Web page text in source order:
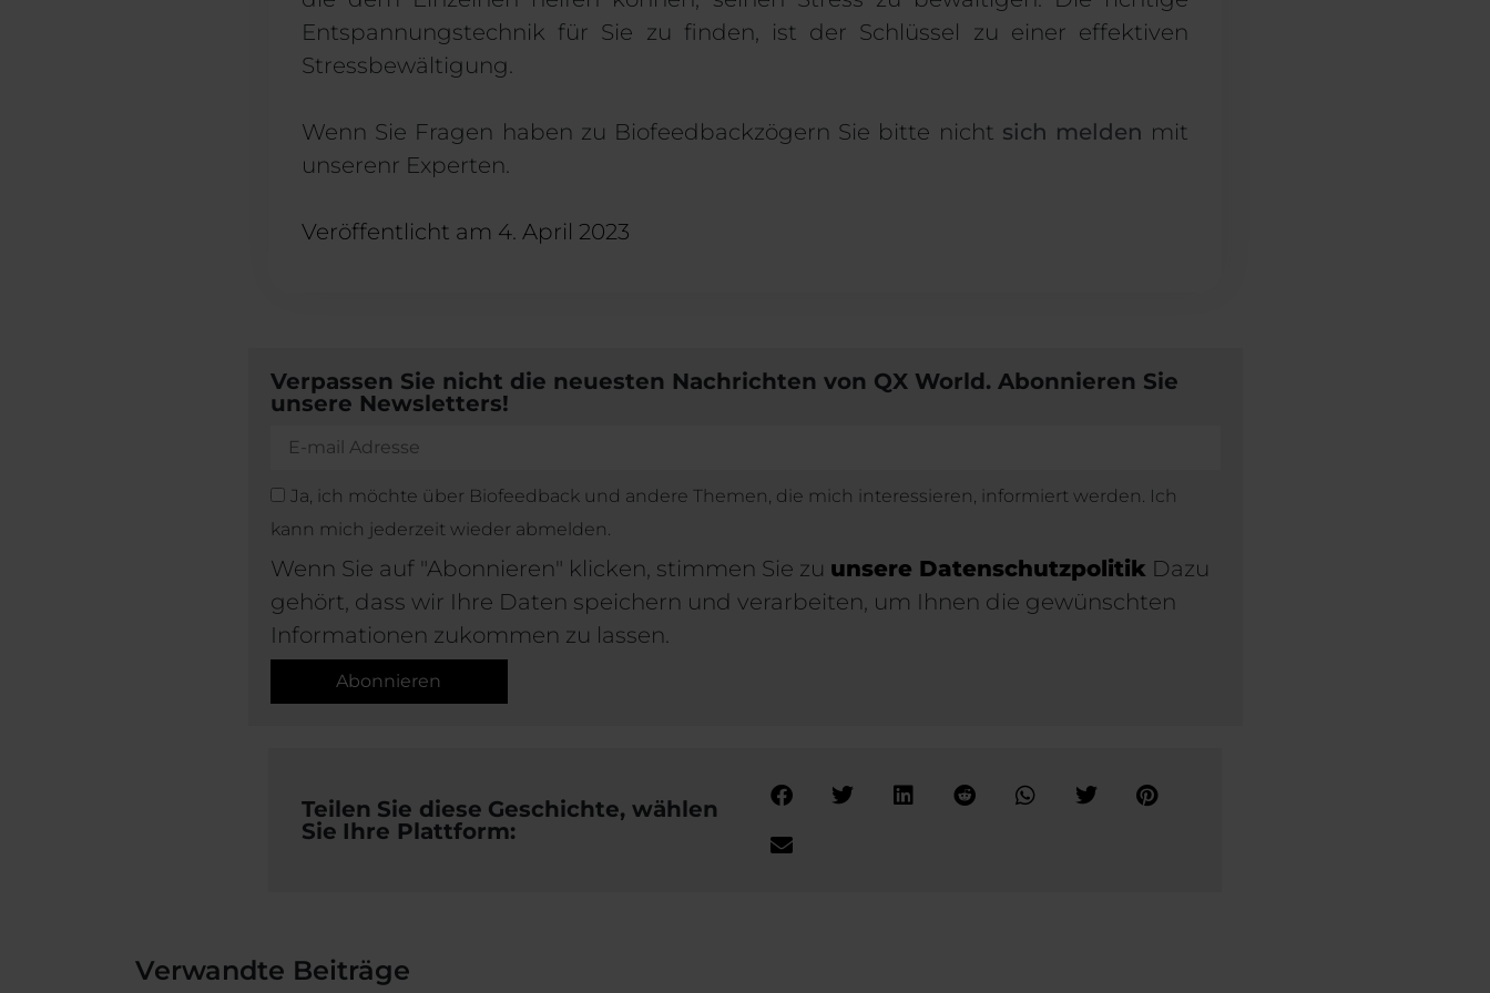
Entspannungstechnik für Sie zu finden, ist der Schlüssel zu einer effektiven
Stressbewältigung.
Wenn Sie Fragen haben zu Biofeedbackzögern Sie bitte nicht sich melden mit
unserenr Experten.
Veröffentlicht am 4. April 2023
Verpassen Sie nicht die neuesten Nachrichten von QX World. Abonnieren Sie
unsere Newsletters!
Ja, ich möchte über Biofeedback und andere Themen, die mich interessieren, informiert werden. Ich
kann mich jederzeit wieder abmelden.
Wenn Sie auf "Abonnieren" klicken, stimmen Sie zu unsere DatenschutzpolitikDazu
gehört, dass wir Ihre Daten speichern und verarbeiten, um Ihnen die gewünschten
Informationen zukommen zu lassen.
Abonnieren
Teilen Sie diese Geschichte, wählen
Sie Ihre Plattform:
Verwandte Beiträge